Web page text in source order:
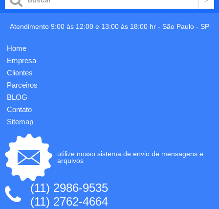
Atendimento 9:00 às 12:00 e 13:00 às 18:00 hr - São Paulo - SP
Home
Empresa
Clientes
Parceiros
BLOG
Contato
Sitemap
utilize nosso sistema de envio de mensagens e
arquivos
(11) 2986-9535
(11) 2762-4664